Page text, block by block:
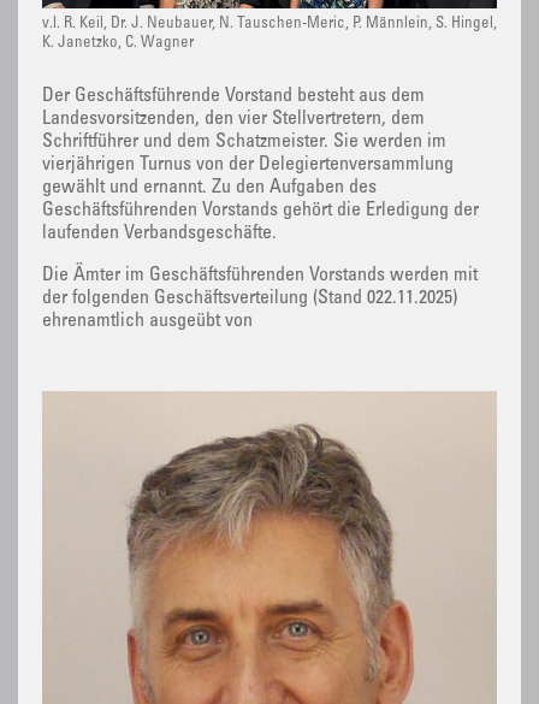
v.l. R. Keil, Dr. J. Neubauer, N. Tauschen-Meric, P. Männlein, S. Hingel,
K. Janetzko, C. Wagner
Der Geschäftsführende Vorstand besteht aus dem
Landesvorsitzenden, den vier Stellvertretern, dem
Schriftführer und dem Schatzmeister. Sie werden im
vierjährigen Turnus von der Delegiertenversammlung
gewählt und ernannt. Zu den Aufgaben des
Geschäftsführenden Vorstands gehört die Erledigung der
laufenden Verbandsgeschäfte.
Die Ämter im Geschäftsführenden Vorstands werden mit
der folgenden Geschäftsverteilung (Stand 022.11.2025)
ehrenamtlich ausgeübt von